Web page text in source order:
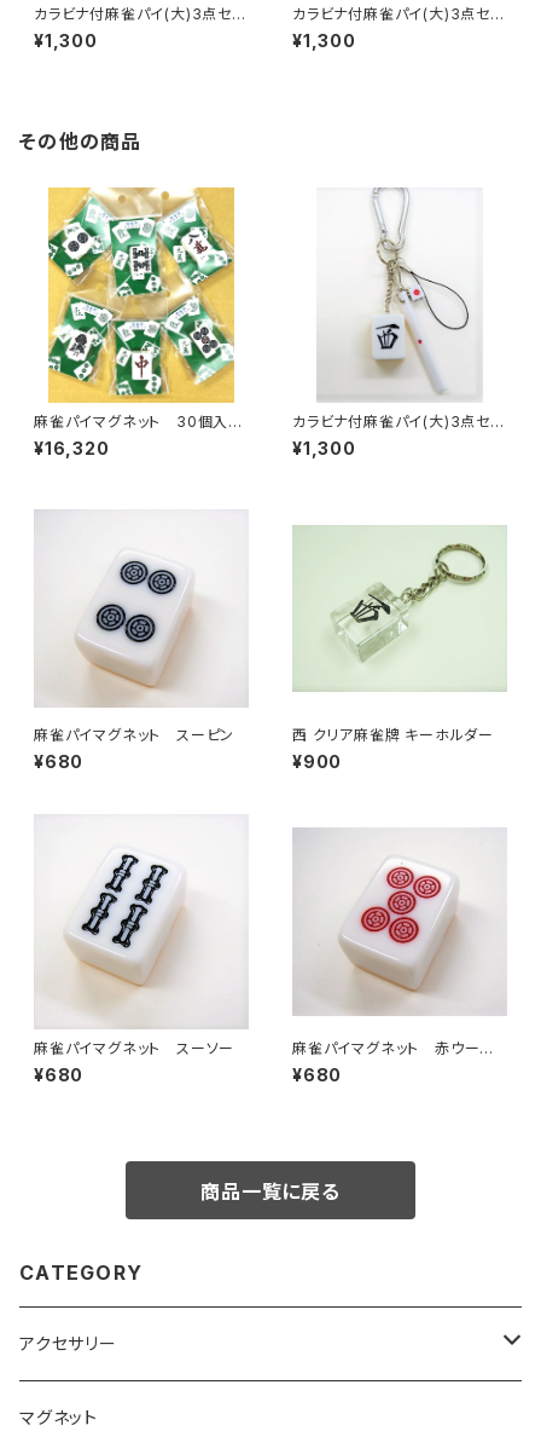
カラビナ付麻雀パイ(大)3点セッ
ト キーホルダー 【赤ウーピ
ン】
¥1,300
カラビナ付麻雀パイ(大)3点セッ
ト キーホルダー 【赤ウーマ
ン】
¥1,300
その他の商品
麻雀パイマグネット 30個入り
セット 【コード：JA-635330】
¥16,320
カラビナ付麻雀パイ(大)3点セッ
ト キーホルダー 【西】
¥1,300
麻雀パイマグネット スーピン
¥680
西 クリア麻雀牌 キーホルダー
¥900
麻雀パイマグネット スーソー
¥680
麻雀パイマグネット 赤ウーピ
ン
¥680
商品一覧に戻る
CATEGORY
アクセサリー
キーホルダー
マグネット